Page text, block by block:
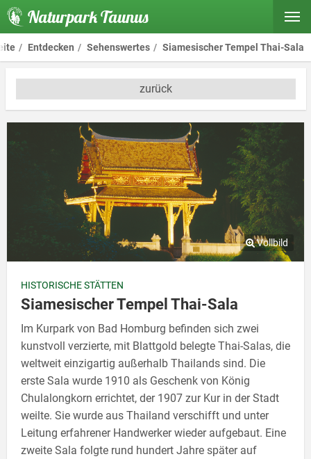
Naturpark Taunus
Entdecken Sehenswertes Siamesischer Tempel Thai-Sala
zurück
HISTORISCHE STÄTTEN
Siamesischer Tempel Thai-Sala
Im Kurpark von Bad Homburg befinden sich zwei
kunstvoll verzierte, mit Blattgold belegte Thai-Salas, die
weltweit einzigartig außerhalb Thailands sind. Die
erste Sala wurde 1910 als Geschenk von König
Chulalongkorn errichtet, der 1907 zur Kur in der Stadt
weilte. Sie wurde aus Thailand verschifft und unter
Leitung erfahrener Handwerker wieder aufgebaut. Eine
zweite Sala folgte rund hundert Jahre später auf